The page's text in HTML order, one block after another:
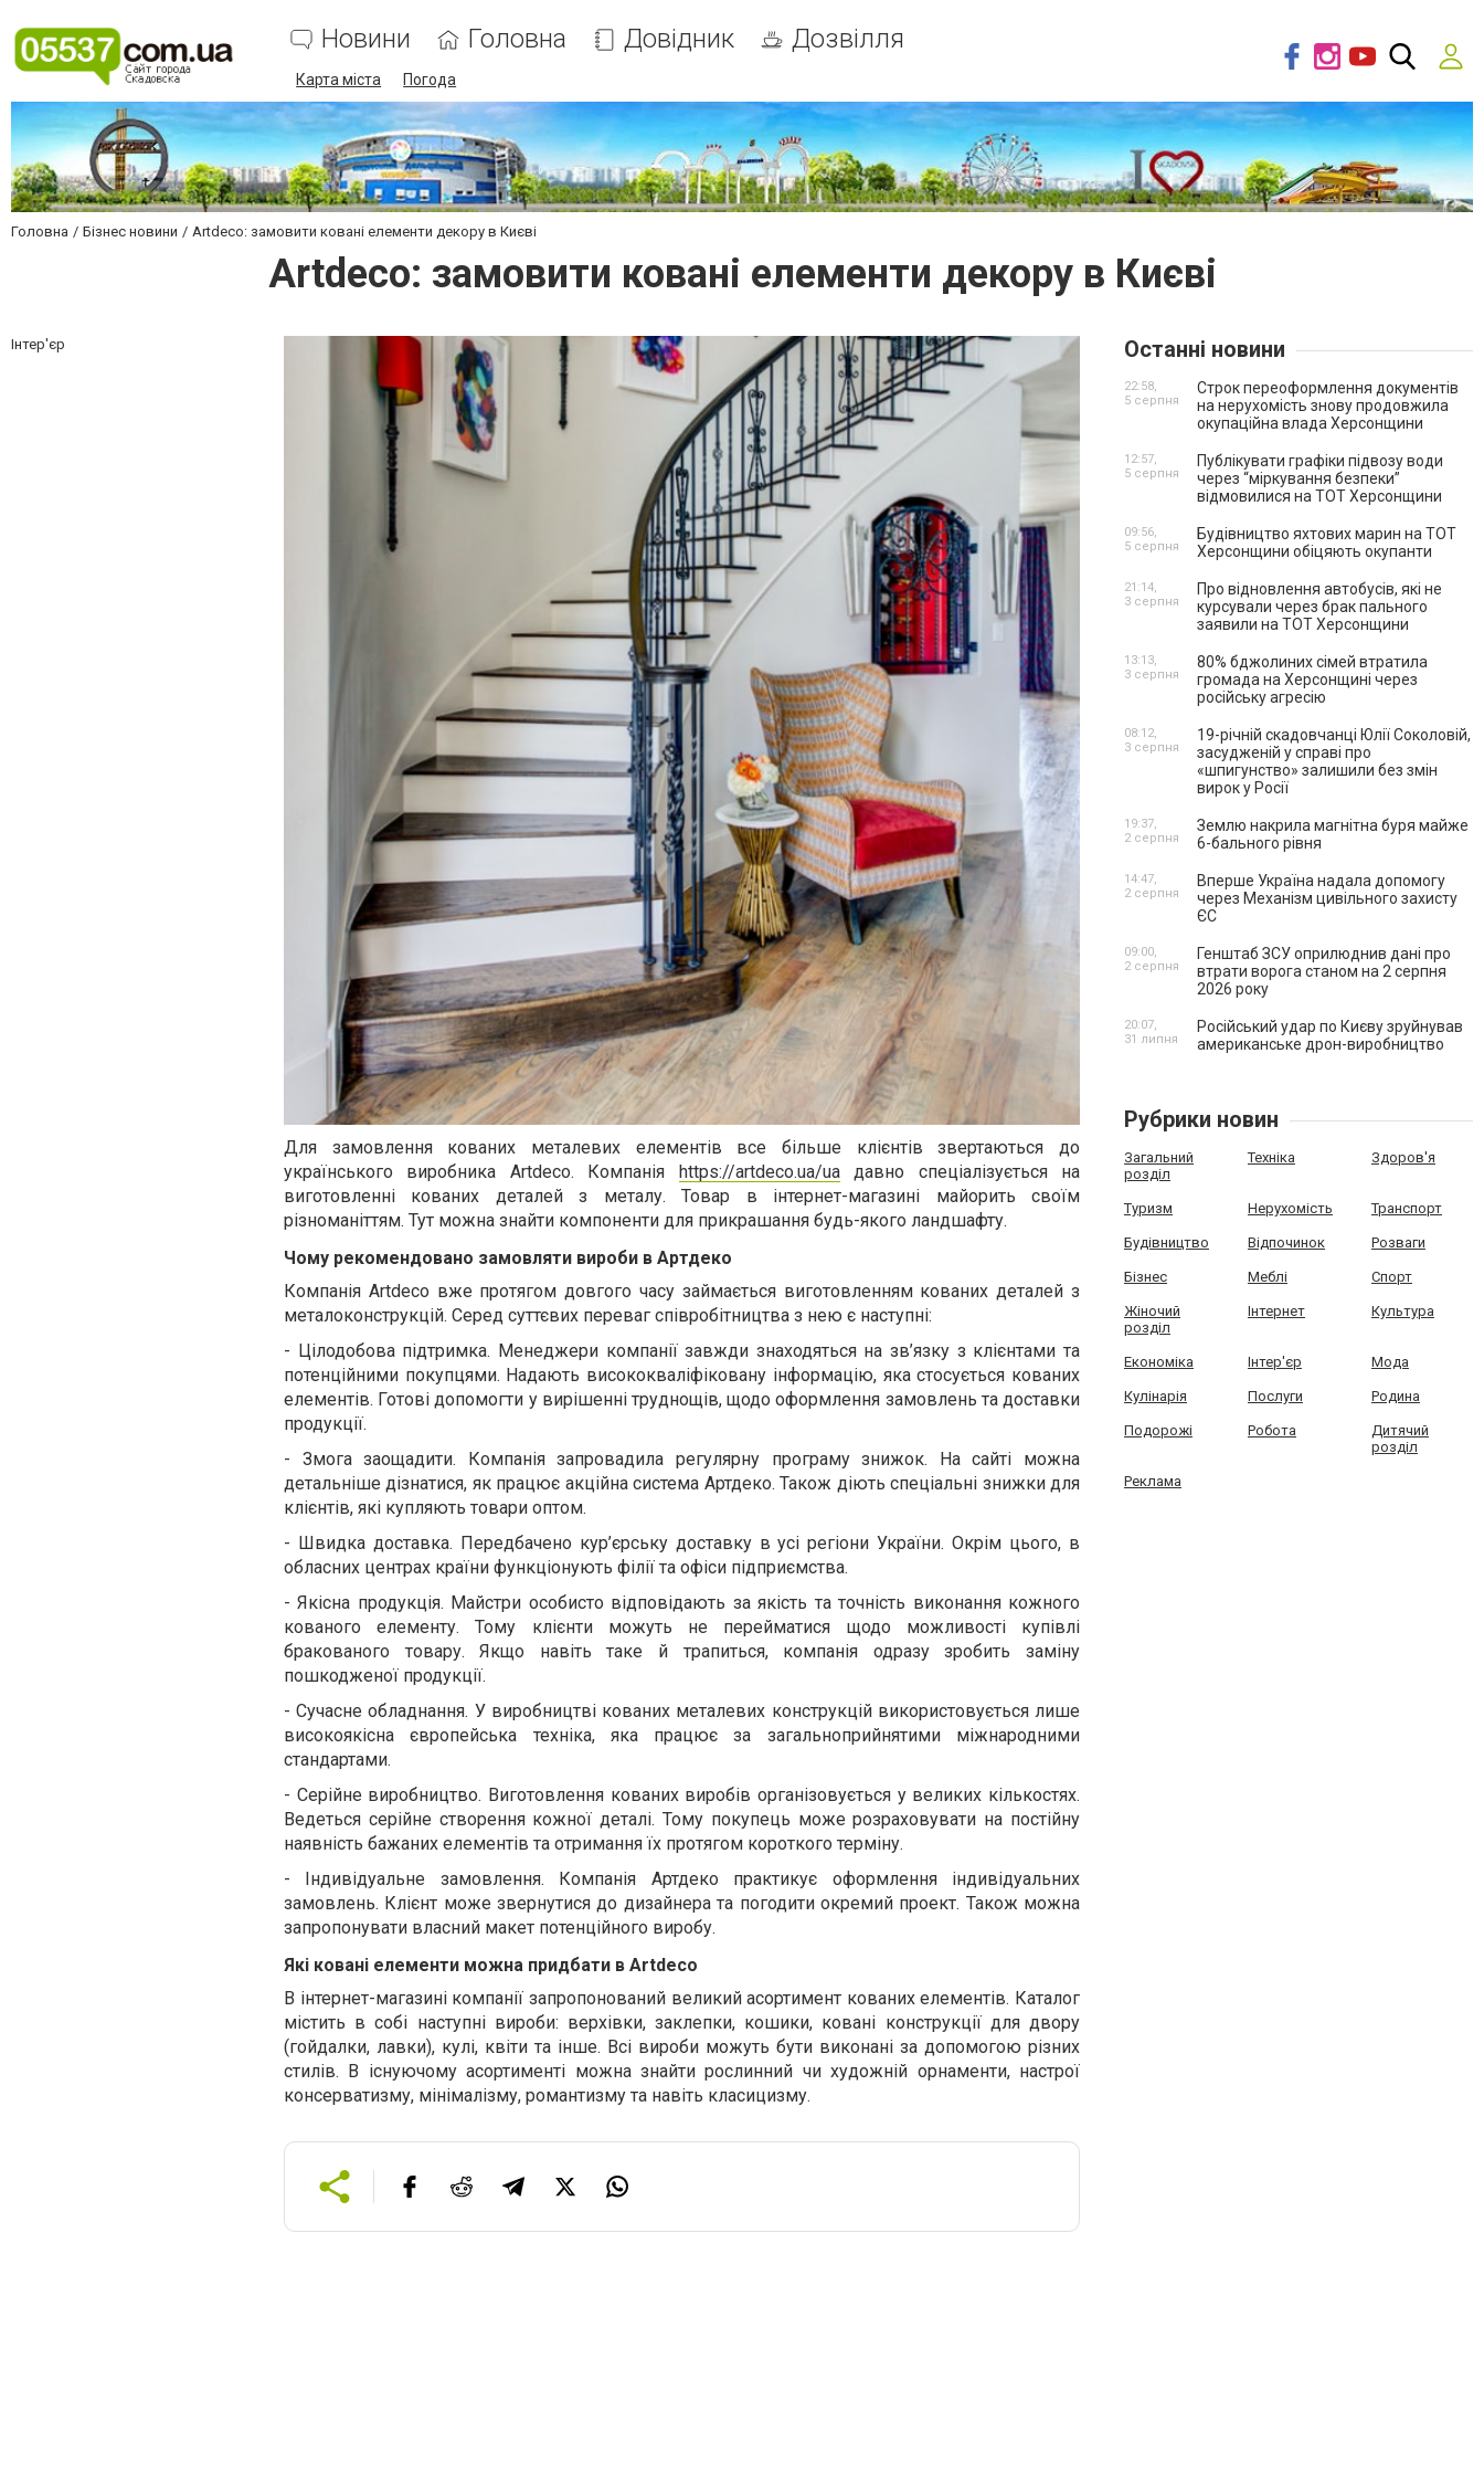
Новини Головна Довідник Дозвілля
Карта міста Погода
Головна Бізнес новини Artdeco: замовити ковані елементи декору в Києві
Artdeco: замовити ковані елементи декору в Києві
Інтер'єр
Для замовлення кованих металевих елементів все більше клієнтів звертаються до
українського виробника Artdeco. Компанія https://artdeco.ua/uaдавно спеціалізується на
виготовленні кованих деталей з металу. Товар в інтернет-магазині майорить своїм
різноманіттям. Тут можна знайти компоненти для прикрашання будь-якого ландшафту.
Чому рекомендовано замовляти вироби в Артдеко
Компанія Artdeco вже протягом довгого часу займається виготовленням кованих деталей з
металоконструкцій. Серед суттєвих переваг співробітництва з нею є наступні:
- Цілодобова підтримка. Менеджери компанії завжди знаходяться на зв’язку з клієнтами та
потенційними покупцями. Надають висококваліфіковану інформацію, яка стосується кованих
елементів. Готові допомогти у вирішенні труднощів, щодо оформлення замовлень та доставки
продукції.
- Змога заощадити. Компанія запровадила регулярну програму знижок. На сайті можна
детальніше дізнатися, як працює акційна система Артдеко. Також діють спеціальні знижки для
клієнтів, які купляють товари оптом.
- Швидка доставка. Передбачено кур’єрську доставку в усі регіони України. Окрім цього, в
обласних центрах країни функціонують філії та офіси підприємства.
-Якісна продукція. Майстри особисто відповідають за якість та точність виконання кожного
кованого елементу. Тому клієнти можуть не перейматися щодо можливості купівлі
бракованого товару. Якщо навіть таке й трапиться, компанія одразу зробить заміну
пошкодженої продукції.
-Сучасне обладнання. У виробництві кованих металевих конструкцій використовується лише
високоякісна європейська техніка, яка працює за загальноприйнятими міжнародними
стандартами.
- Серійне виробництво. Виготовлення кованих виробів організовується у великих кількостях.
Ведеться серійне створення кожної деталі. Тому покупець може розраховувати на постійну
наявність бажаних елементів та отримання їх протягом короткого терміну.
- Індивідуальне замовлення. Компанія Артдеко практикує оформлення індивідуальних
замовлень. Клієнт може звернутися до дизайнера та погодити окремий проект. Також можна
запропонувати власний макет потенційного виробу.
Які ковані елементи можна придбати в Artdeco
В інтернет-магазині компанії запропонований великий асортимент кованих елементів. Каталог
містить в собі наступні вироби: верхівки, заклепки, кошики, ковані конструкції для двору
(гойдалки, лавки), кулі, квіти та інше. Всі вироби можуть бути виконані за допомогою різних
стилів. В існуючому асортименті можна знайти рослинний чи художній орнаменти, настрої
консерватизму, мінімалізму, романтизму та навіть класицизму.
Останні новини
Строк переоформлення документів
на нерухомість знову продовжила
окупаційна влада Херсонщини
22:58,
5 серпня
Публікувати графіки підвозу води
через “міркування безпеки”
відмовилися на ТОТ Херсонщини
12:57,
5 серпня
Будівництво яхтових марин на ТОТ
Херсонщини обіцяють окупанти
09:56,
5 серпня
Про відновлення автобусів, які не
курсували через брак пального
заявили на ТОТ Херсонщини
21:14,
3 серпня
80% бджолиних сімей втратила
громада на Херсонщині через
російську агресію
13:13,
3 серпня
19-річній скадовчанці Юлії Соколовій,
засудженій у справі про
«шпигунство» залишили без змін
вирок у Росії
08:12,
3 серпня
Землю накрила магнітна буря майже
6-бального рівня
19:37,
2 серпня
Вперше Україна надала допомогу
через Механізм цивільного захисту
ЄС
14:47,
2 серпня
Генштаб ЗСУ оприлюднив дані про
втрати ворога станом на 2 серпня
2026 року
09:00,
2 серпня
Російський удар по Києву зруйнував
американське дрон-виробництво
20:07,
31 липня
Рубрики новин
Загальний
розділ
Техніка Здоров'я
Туризм Нерухомість Транспорт
Будівництво Відпочинок Розваги
Бізнес Меблі Спорт
Жіночий
розділ
Інтернет Культура
Економіка Інтер'єр Мода
Кулінарія Послуги Родина
Подорожі Робота
Дитячий
розділ
Реклама